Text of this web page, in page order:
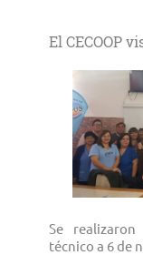
El CECOOP
Se realizaron
técnico a 6 de